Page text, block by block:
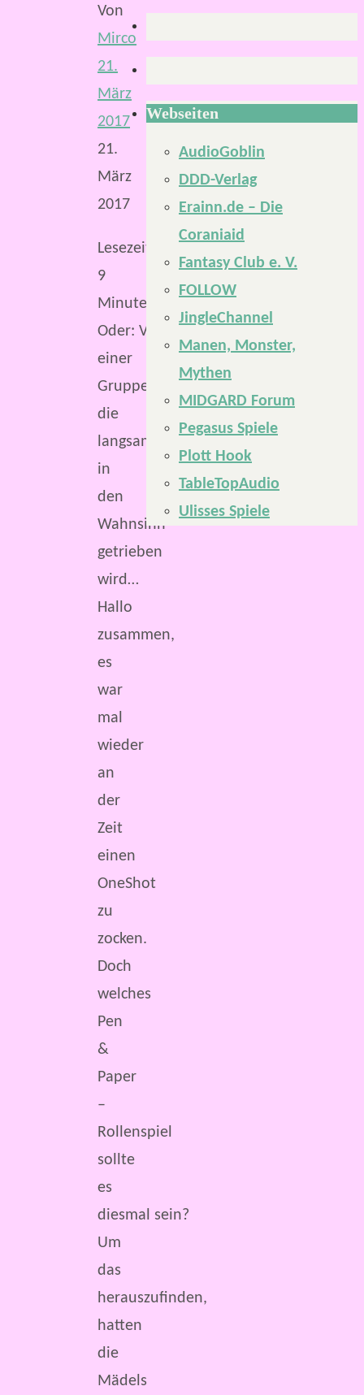
Von
Mirco
21.
März
2017
21.
März
2017
Lesezeit:
9
Minuten
Oder: Von
einer
Gruppe,
die
langsam
in
den
Wahnsinn
getrieben
wird…
Hallo
zusammen,
es
war
mal
wieder
an
der
Zeit
einen
OneShot
zu
zocken.
Doch
welches
Pen
&
Paper
–
Rollenspiel
sollte
es
diesmal sein?
Um
das
herauszufinden,
hatten
die
Mädels
Webseiten
AudioGoblin
DDD-Verlag
Erainn.de – Die
Coraniaid
Fantasy Club e. V.
FOLLOW
JingleChannel
Manen, Monster,
Mythen
MIDGARD Forum
Pegasus Spiele
Plott Hook
TableTopAudio
Ulisses Spiele